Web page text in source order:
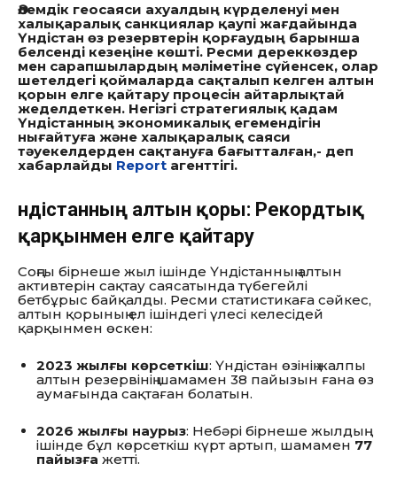
Әлемдік геосаяси ахуалдың күрделенуі мен
халықаралық санкциялар қаупі жағдайында
Үндістан өз резервтерін қорғаудың барынша
белсенді кезеңіне көшті. Ресми дереккөздер
мен сарапшылардың мәліметіне сүйенсек, олар
шетелдегі қоймаларда сақталып келген алтын
қорын елге қайтару процесін айтарлықтай
жеделдеткен. Негізгі стратегиялық қадам
Үндістанның экономикалық егемендігін
нығайтуға және халықаралық саяси
тәуекелдерден сақтануға бағытталған,- деп
хабарлайды Report агенттігі.
Үндістанның алтын қоры: Рекордтық
қарқынмен елге қайтару
Соңғы бірнеше жыл ішінде Үндістанның алтын
активтерін сақтау саясатында түбегейлі
бетбұрыс байқалды. Ресми статистикаға сәйкес,
алтын қорының ел ішіндегі үлесі келесідей
қарқынмен өскен:
2023 жылғы көрсеткіш: Үндістан өзінің жалпы
алтын резервінің шамамен 38 пайызын ғана өз
аумағында сақтаған болатын.
2026 жылғы наурыз: Небәрі бірнеше жылдың
ішінде бұл көрсеткіш күрт артып, шамамен 77
пайызға жетті.